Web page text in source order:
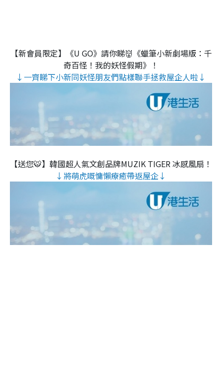
【新會員限定】《U GO》請你睇👹《蠟筆小新劇場版：千
奇百怪！我的妖怪假期》！
↓一齊睇下小新同妖怪朋友們點樣聯手拯救屋企人啦↓
【送您🐯】韓國超人氣文創品牌MUZIK TIGER 冰感風扇！
↓將萌虎嘅慵懶療癒帶返屋企↓